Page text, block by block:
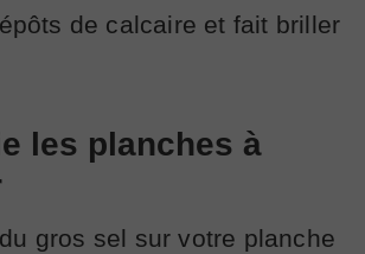
de calcaire et fait briller
les planches à
gros sel sur votre planche